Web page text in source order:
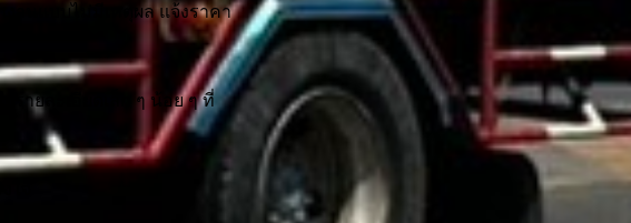
านแบบไม่มีเหตุผล แจ้งราคา
ายละเอียดเล็ก ๆ น้อย ๆ ที่
จ